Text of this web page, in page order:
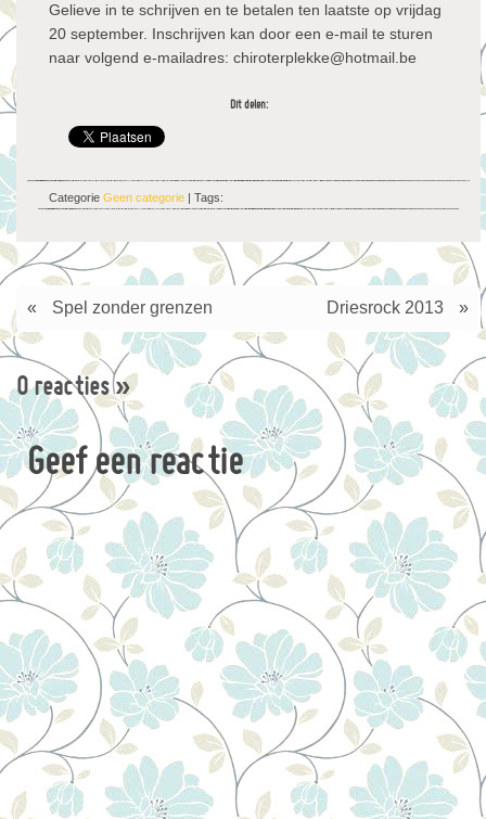
Gelieve in te schrijven en te betalen ten laatste op vrijdag
20 september. Inschrijven kan door een e-mail te sturen
naar volgend e-mailadres: chiroterplekke@hotmail.be
Dit delen:
Categorie Geen categorie | Tags:
Driesrock 2013 »
« Spel zonder grenzen
0 reacties »
Geef een reactie